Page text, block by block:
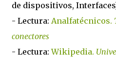
de dispositivos,
- Lectura: Analfatécnicos.
conectores
- Lectura:Wikipedia.